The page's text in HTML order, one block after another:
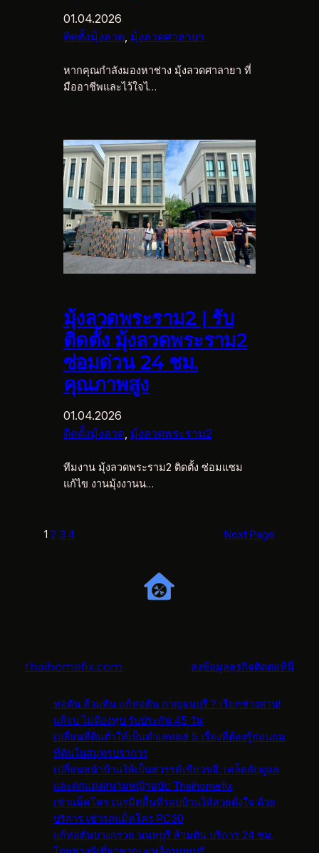
01.04.2026
ติดตั้งมุ้งลวด, มุ้งลวดศาลายา
หากคุณกำลังมองหาช่าง มุ้งลวดศาลายา ที่
มืออาชีพและไว้ใจไ…
มุ้งลวดพระราม2 | รับ
ติดตั้ง มุ้งลวดพระราม2
ซ่อมด่วน 24 ชม.
คุณภาพสูง
01.04.2026
ติดตั้งมุ้งลวด, มุ้งลวดพระราม2
ทีมงาน มุ้งลวดพระราม2 ติดตั้ง ซ่อมแซม
แก้ไข งานมุ้งงานน…
1 2 3 4 Next Page
thaihomefix.com ลงข้อมูลธุรกิจติดต่อที่นี่
ท่อตัน ส้วมตัน แก้ท่อตัน กาญจนบุรี ? เรียกช่างด่วน!
แก้จบ ไม่ต้องทุบ รับประกัน 45 วัน
เปลี่ยนที่ดินต่ำให้เป็นทำเลทอง! 5 เรื่องที่ต้องรู้ก่อนถม
ที่ดินในสมุทรปราการ
เปลี่ยนหน้าบ้านให้เป็นสวรรค์เขียวขจี: เคล็ดลับดูแล
และตกแต่งสนามหญ้าฉบับ Thaihomefix
เช่าแม็คโคร เนรมิตพื้นที่รอบบ้านให้สวยดั่งใจ ด้วย
บริการ เช่ารถแม็คโคร PC30
แก้ท่อตันบางกรวย นนทบุรี ส้วมตัน บริการ 24 ชม.